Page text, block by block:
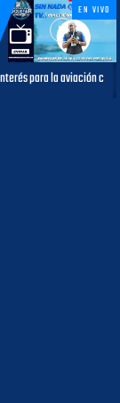
EN VIVO
AGOSTO 05, 2026